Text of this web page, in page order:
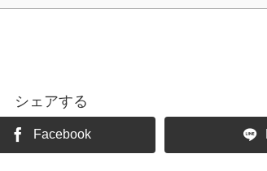
シェアする
Facebook